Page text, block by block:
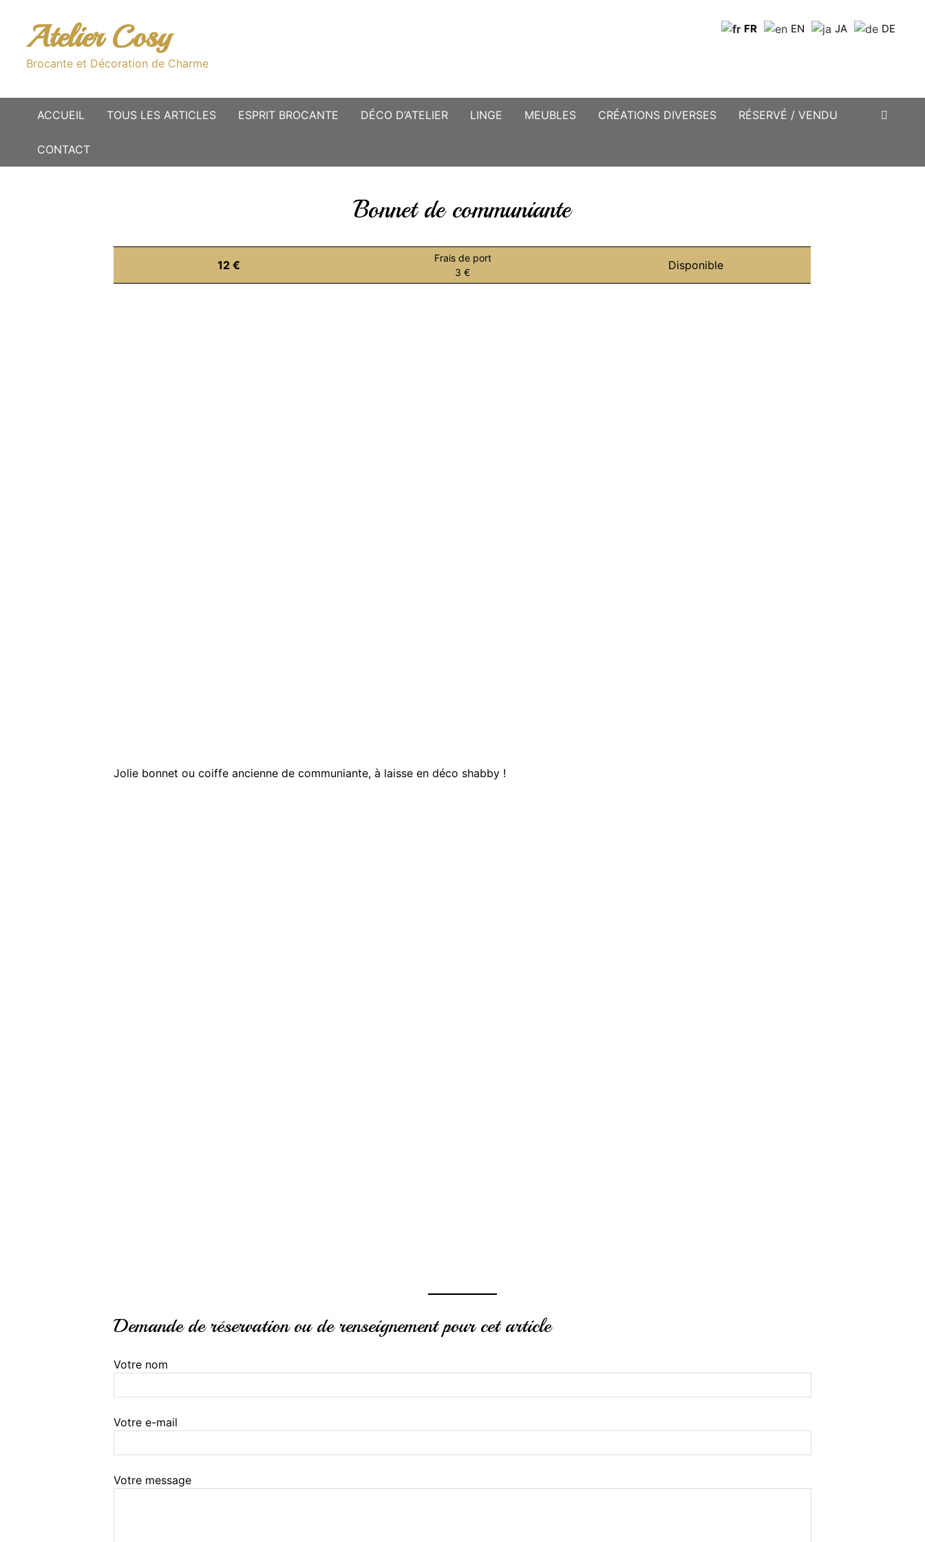
contenuAtelier Cosy
Brocante et Décoration de Charme
FR EN JA DE
ACCUEIL TOUS LES ARTICLES ESPRIT BROCANTE DÉCO D’ATELIER LINGE MEUBLES CRÉATIONS DIVERSES RÉSERVÉ / VENDU
CONTACT
Bonnet de communiante
12 €
Frais de port
3 €
Disponible
Jolie bonnet ou coiffe ancienne de communiante, à laisse en déco shabby !
Demande de réservation ou de renseignement pour cet article
Votre nom
Votre e-mail
Votre message